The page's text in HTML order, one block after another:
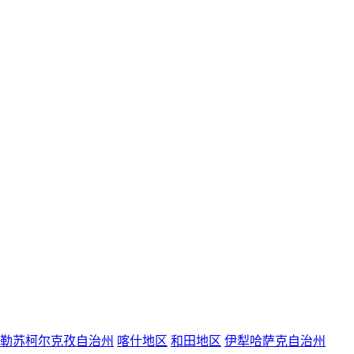
苏柯尔克孜自治州 喀什地区 和田地区 伊犁哈萨克自治州